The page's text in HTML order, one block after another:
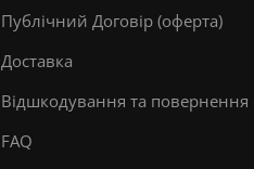
Публічний Договір (оферта)
Доставка
Відшкодування та повернення
FAQ